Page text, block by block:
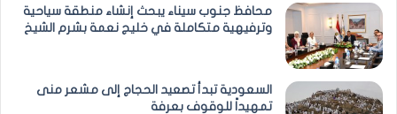
محافظ جنوب سيناء يبحث إنشاء منطقة سياحية
وترفيهية متكاملة في خليج نعمة بشرم الشيخ
السعودية تبدأ تصعيد الحجاج إلى مشعر منى
تمهيداً للوقوف بعرفة